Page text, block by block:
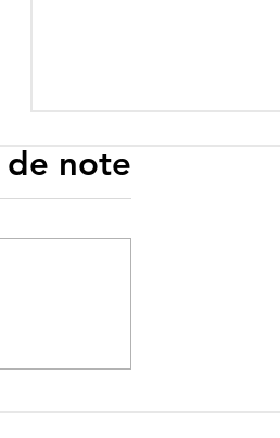
l’idéologie prime sur le
de note